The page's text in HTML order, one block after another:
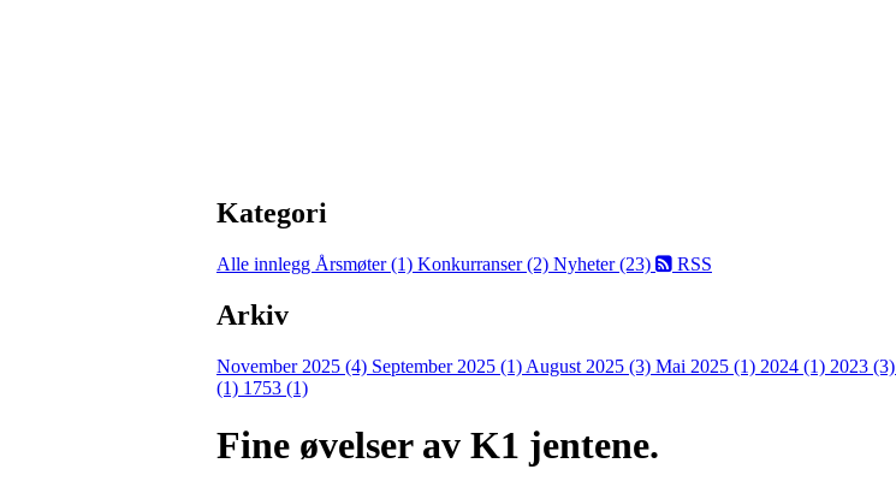
Kategori
Alle innlegg Årsmøter (1) Konkurranser (2) Nyheter (23) RSS
Arkiv
November 2025 (4) September 2025 (1) August 2025 (3) Mai 2025 (1) 2024 (1) 2023 (3)
(1) 1753 (1)
Fine øvelser av K1 jentene.